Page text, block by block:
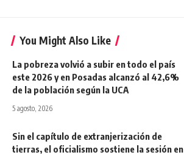
You Might Also Like
La pobreza volvió a subir en todo el país
este 2026 y en Posadas alcanzó al 42,6%
de la población según la UCA
5 agosto, 2026
Sin el capítulo de extranjerización de
tierras, el oficialismo sostiene la sesión en